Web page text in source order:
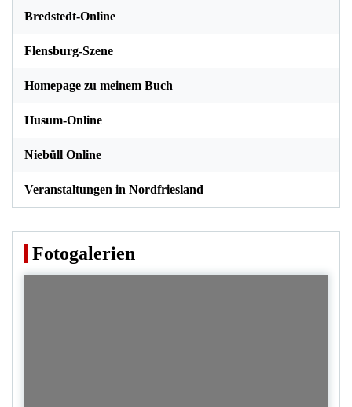
Bredstedt-Online
Flensburg-Szene
Homepage zu meinem Buch
Husum-Online
Niebüll Online
Veranstaltungen in Nordfriesland
Fotogalerien